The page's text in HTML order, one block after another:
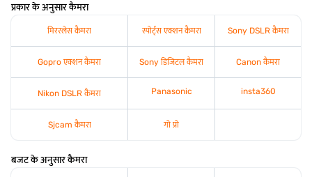
प्रकार के अनुसार कैमरा
मिररलेस कैमरा स्पोर्ट्स एक्शन कैमरा Sony DSLR कैमरा
Gopro एक्शन कैमरा Sony डिजिटल कैमरा Canon कैमरा
Nikon DSLR कैमरा Panasonic insta360
Sjcam कैमरा गो प्रो
बजट के अनुसार कैमरा